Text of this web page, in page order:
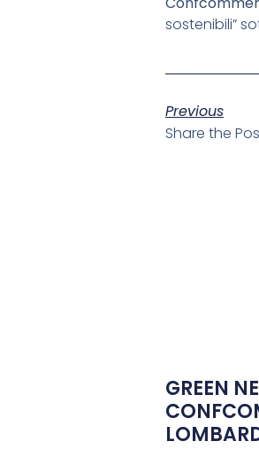
sostenibili”
Previous
Share the
GREEN